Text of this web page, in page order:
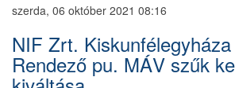
szerda, 06 október 2021 08:16
NIF Zrt.
Rendező pu. MÁV szűk